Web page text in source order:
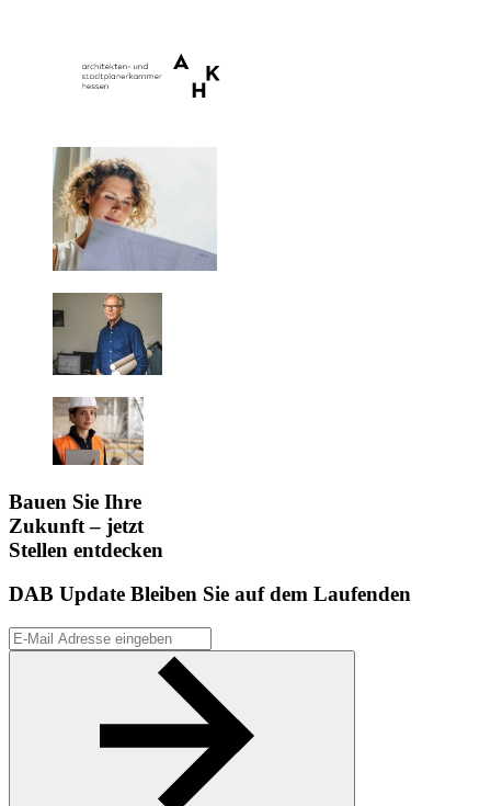
Bauen Sie Ihre
Zukunft – jetzt
Stellen entdecken
DAB Update Bleiben Sie auf dem Laufenden